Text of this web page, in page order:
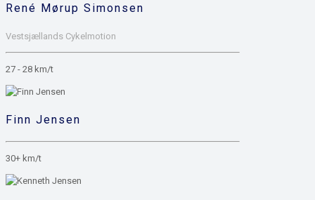
René Mørup Simonsen
Vestsjællands Cykelmotion
27 - 28 km/t
Finn Jensen
30+ km/t